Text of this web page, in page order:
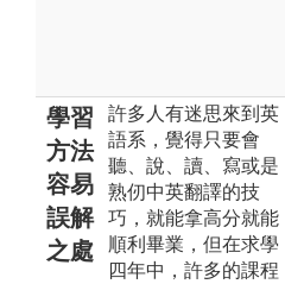
學習
方法
容易
誤解
之處
許多人有迷思來到英
語系，覺得只要會
聽、說、讀、寫或是
熟仞中英翻譯的技
巧，就能拿高分就能
順利畢業，但在求學
四年中，許多的課程